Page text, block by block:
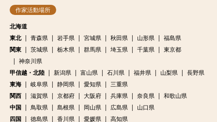
作家活動場所
北海道
東北
青森県 岩手県 宮城県 秋田県 山形県
福島県
関東
茨城県 栃木県 群馬県 埼玉県 千葉県
東京都
神奈川県
甲信越・北陸
新潟県 富山県 石川県 福井県 山梨県
長野県
東海
岐阜県 静岡県 愛知県
三重県
関西
滋賀県 京都府 大阪府 兵庫県 奈良県
和歌山県
中国
鳥取県 島根県 岡山県 広島県
山口県
四国
徳島県 香川県 愛媛県
高知県